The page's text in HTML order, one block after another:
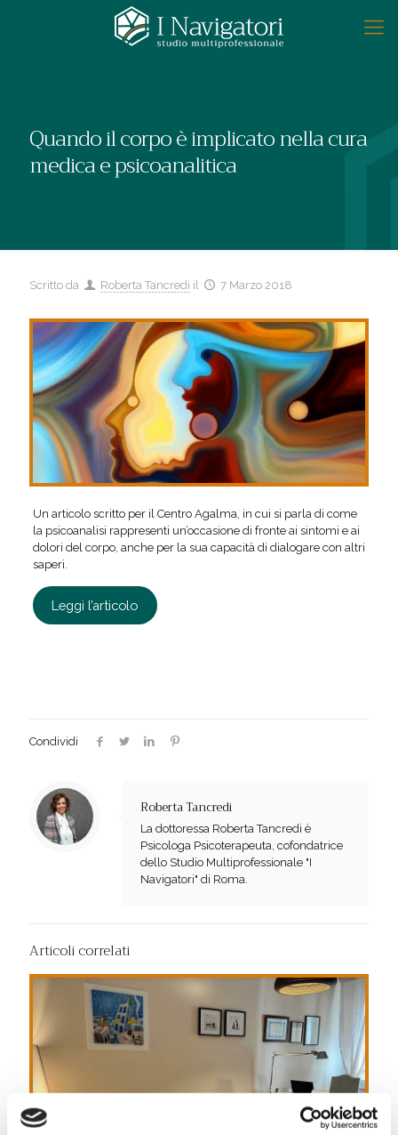
Quando il corpo è implicato nella cura
medica e psicoanalitica
Scritto da Roberta Tancredi il 7 Marzo 2018
Un articolo scritto per il Centro Agalma, in cui si parla di come
la psicoanalisi rappresenti un’occasione di fronte ai sintomi e ai
dolori del corpo, anche per la sua capacità di dialogare con altri
saperi.
Leggi l’articolo
Condividi
Roberta Tancredi
La dottoressa Roberta Tancredi è
Psicologa Psicoterapeuta, cofondatrice
dello Studio Multiprofessionale "I
Navigatori" di Roma.
Articoli correlati